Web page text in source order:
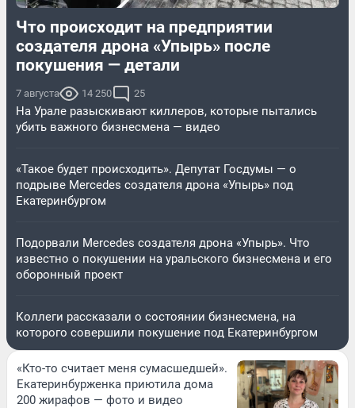
Что происходит на предприятии
создателя дрона «Упырь» после
покушения — детали
7 августа 14 250 25
На Урале разыскивают киллеров, которые пытались
убить важного бизнесмена — видео
«Такое будет происходить». Депутат Госдумы — о
подрыве Mercedes создателя дрона «Упырь» под
Екатеринбургом
Подорвали Mercedes создателя дрона «Упырь». Что
известно о покушении на уральского бизнесмена и его
оборонный проект
Коллеги рассказали о состоянии бизнесмена, на
которого совершили покушение под Екатеринбургом
«Кто-то считает меня сумасшедшей».
Екатеринбурженка приютила дома
200 жирафов — фото и видео